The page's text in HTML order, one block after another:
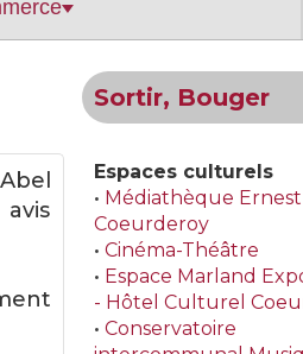
Sortir, Bouger
Espaces culturels
• Médiathèque Ernest
Coeurderoy
• Cinéma-Théâtre
• Espace Marland
- Hôtel Culturel
• Conservatoire